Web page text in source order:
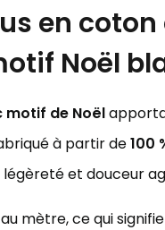
en coton
Noël
motif de Noël
à partir de100
et douceur
mètre, ce qui